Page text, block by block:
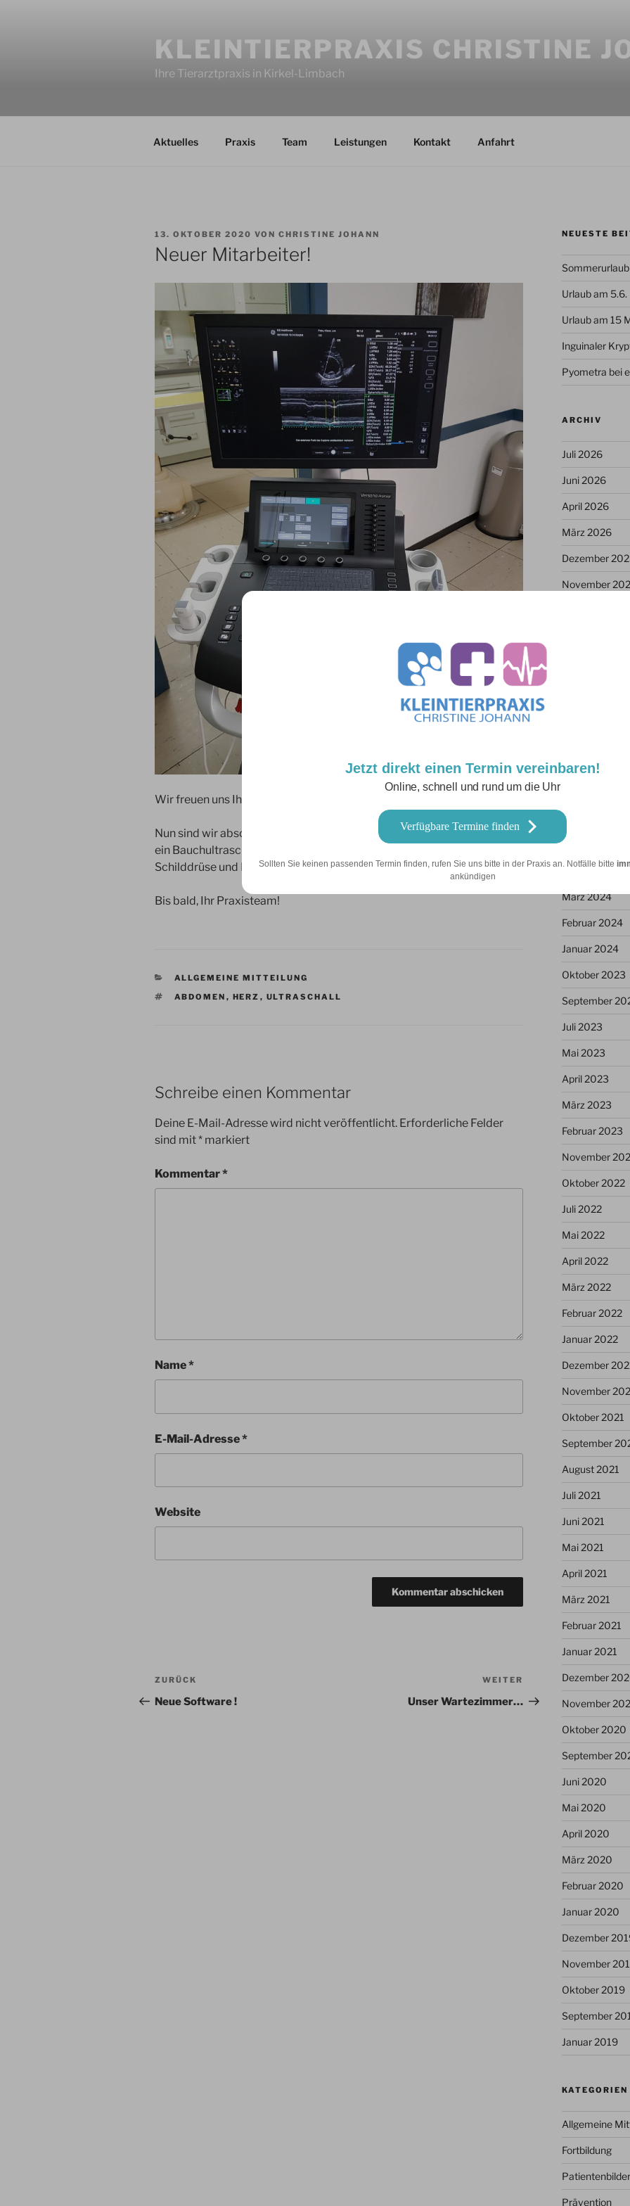
Jetzt direkt einen Termin vereinbaren!
Online, schnell und rund um die Uhr
Verfügbare Termine finden
Sollten Sie keinen passenden Termin finden, rufen Sie uns bitte in der Praxis an. Notfälle bitte
ankündigen
KLEINTIERPRAXIS CHRISTINE
Ihre Tierarztpraxis in Kirkel-Limbach
Aktuelles Praxis Team Leistungen Kontakt Anfahrt
VERÖFFENTLICHT
AM
13. OKTOBER 2020 VON CHRISTINE JOHANN
Neuer Mitarbeiter!
Wir freuen uns Ihnen unseren neuen Ultraschall vorzustellen!
Nun sind wir absolut bereit für alle Untersuchungen an Ihrem Tier, sei es
ein Bauchultraschall, ein Herzultraschall oder die Untersuchung von
Schilddrüse und Lymphknoten.
Bis bald, Ihr Praxisteam!
KATEGORIEN
ALLGEMEINE MITTEILUNG
SCHLAGWÖRTER
ABDOMEN , HERZ , ULTRASCHALL
Schreibe einen Kommentar
Deine E-Mail-Adresse wird nicht veröffentlicht. Erforderliche Felder
sind mit* markiert
Kommentar*
Name*
E-Mail-Adresse*
Website
Beitragsnavigation
Vorheriger
Beitrag
ZURÜCK
Neue Software !
Nächster
Beitrag
WEITER
Unser Wartezimmer…
NEUESTE
Sommerurlaub
Urlaub am 5.6.
Urlaub am 15
Inguinaler
Pyometra bei
ARCHIV
Juli 2026
Juni 2026
April 2026
März 2026
Dezember
November
Dezember 2024
Juni 2024
Mai 2024
April 2024
März 2024
Februar 2024
Januar 2024
Oktober 2023
September
Juli 2023
Mai 2023
April 2023
März 2023
Februar 2023
November
Oktober 2022
Juli 2022
Mai 2022
April 2022
März 2022
Februar 2022
Januar 2022
Dezember
November
Oktober 2021
September
August 2021
Juli 2021
Juni 2021
Mai 2021
April 2021
März 2021
Februar 2021
Januar 2021
Dezember
November
Oktober 2020
September
Juni 2020
Mai 2020
April 2020
März 2020
Februar 2020
Januar 2020
Dezember
November
Oktober 2019
September
Januar 2019
KATEGORIEN
Allgemeine
Fortbildung
Patientenbilder
Prävention